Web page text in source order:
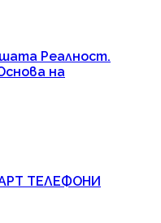
Реалност.
на
ТЕЛЕФОНИ